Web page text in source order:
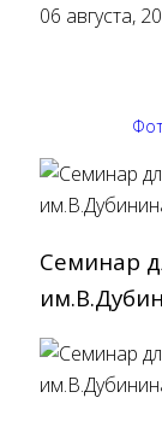
06 августа,
Семинар